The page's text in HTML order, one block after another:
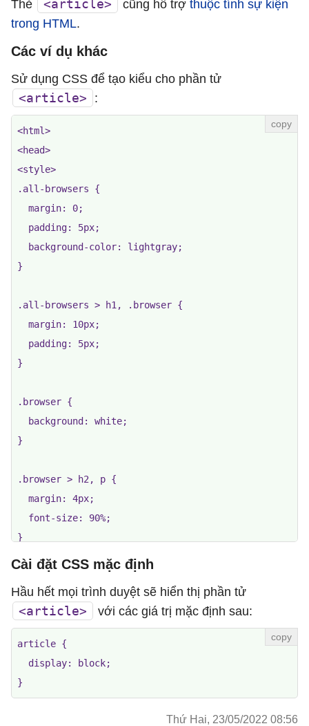
Thẻ <article> cũng hỗ trợ thuộc tính sự kiện
trong HTML.
Các ví dụ khác
Sử dụng CSS để tạo kiểu cho phần tử
<article> :
<html>
<head>
<style>
.all-browsers {
  margin: 0;
  padding: 5px;
  background-color: lightgray;
}
.all-browsers > h1, .browser {
  margin: 10px;
  padding: 5px;
}
.browser {
  background: white;
}
.browser > h2, p {
  margin: 4px;
  font-size: 90%;
}
</style>
<body>
Cài đặt CSS mặc định
Hầu hết mọi trình duyệt sẽ hiển thị phần tử
<article> với các giá trị mặc định sau:
article {
  display: block;
}
Thứ Hai, 23/05/2022 08:56